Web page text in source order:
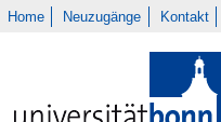
Home Neuzugänge Kontakt